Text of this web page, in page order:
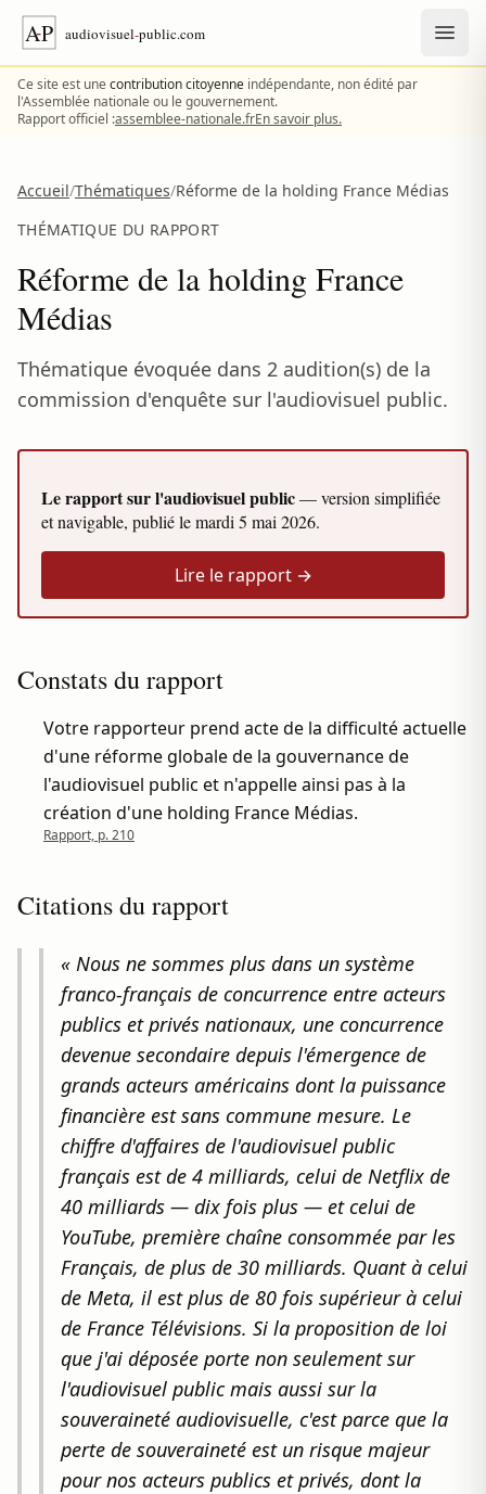
Aller au contenu
Ce site est unecontribution citoyenne indépendante, non édité par
l'Assemblée nationale ou le gouvernement.
Rapport officiel :assemblee-nationale.frEn savoir plus.
Accueil/Thématiques/Réforme de la holding France Médias
THÉMATIQUE DU RAPPORT
Réforme de la holding France
Médias
Thématique évoquée dans 2 audition(s) de la
commission d'enquête sur l'audiovisuel public.
Le rapport sur l'audiovisuel public— version simplifiée
et navigable, publié lemardi 5 mai 2026.
Lire le rapport →
Constats du rapport
Votre rapporteur prend acte de la difficulté actuelle
d'une réforme globale de la gouvernance de
l'audiovisuel public et n'appelle ainsi pas à la
création d'une holding France Médias.
Rapport, p. 210
Citations du rapport
« Nous ne sommes plus dans un système
franco-français de concurrence entre acteurs
publics et privés nationaux, une concurrence
devenue secondaire depuis l'émergence de
grands acteurs américains dont la puissance
financière est sans commune mesure. Le
chiffre d'affaires de l'audiovisuel public
français est de 4 milliards, celui de Netflix de
40 milliards — dix fois plus — et celui de
YouTube, première chaîne consommée par les
Français, de plus de 30 milliards. Quant à celui
de Meta, il est plus de 80 fois supérieur à celui
de France Télévisions. Si la proposition de loi
que j'ai déposée porte non seulement sur
l'audiovisuel public mais aussi sur la
souveraineté audiovisuelle, c'est parce que la
perte de souveraineté est un risque majeur
pour nos acteurs publics et privés, dont la